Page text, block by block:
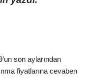
son aylarından
fiyatlarına cevaben